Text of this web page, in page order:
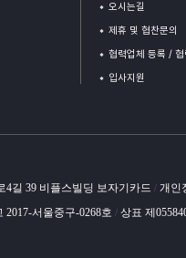
오시는길
제휴 및 협찬문의
협력업체 등록 /
입사지원
4길 39 비플스빌딩 보자기카드 / 개인
2017-서울중구-0268호 / 상표 제